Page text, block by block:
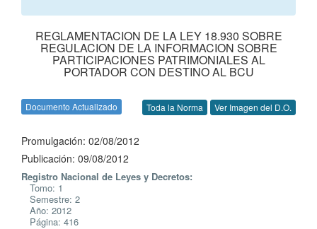
REGLAMENTACION DE LA LEY 18.930 SOBRE
REGULACION DE LA INFORMACION SOBRE
PARTICIPACIONES PATRIMONIALES AL
PORTADOR CON DESTINO AL BCU
Documento Actualizado Toda la Norma Ver Imagen del D.O.
Promulgación: 02/08/2012
Publicación: 09/08/2012
Registro Nacional de Leyes y Decretos:
Tomo: 1
Semestre: 2
Año: 2012
Página: 416